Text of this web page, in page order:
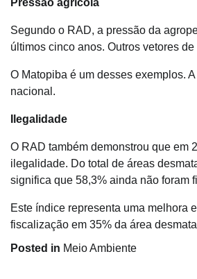
Segundo o RAD, a pressão da
últimos cinco anos. Outros vetores
O Matopiba é um desses exemplos.
nacional.
Ilegalidade
O RAD também demonstrou que em
ilegalidade. Do total de áreas
significa que 58,3% ainda não foram
Este índice representa uma melhora
fiscalização em 35% da área
Posted in Meio Ambiente